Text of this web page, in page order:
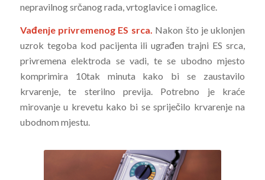
nepravilnog srčanog rada, vrtoglavice i omaglice.
Vađenje privremenog ES srca. Nakon što je uklonjen
uzrok tegoba kod pacijenta ili ugrađen trajni ES srca,
privremena elektroda se vadi, te se ubodno mjesto
komprimira 10tak minuta kako bi se zaustavilo
krvarenje, te sterilno previja. Potrebno je kraće
mirovanje u krevetu kako bi se spriječilo krvarenje na
ubodnom mjestu.